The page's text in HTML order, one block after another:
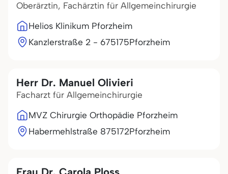
Oberärztin, Fachärztin für Allgemeinchirurgie
Helios Klinikum Pforzheim
Kanzlerstraße 2 - 675175Pforzheim
Herr Dr. Manuel Olivieri
Facharzt für Allgemeinchirurgie
MVZ Chirurgie Orthopädie Pforzheim
Habermehlstraße 875172Pforzheim